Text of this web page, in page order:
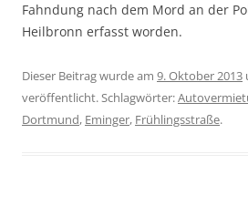
Fahndung nach dem Mord an der
Heilbronn erfasst worden.
Dieser Beitrag wurde am 9. Oktober 2013
veröffentlicht. Schlagwörter:
Dortmund, Eminger, Frühlingsstraße.